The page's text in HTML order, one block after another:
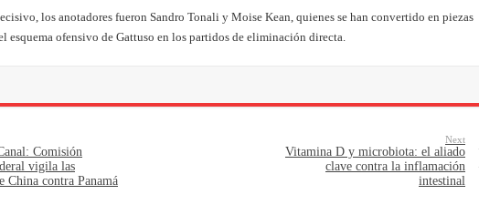
los anotadores fueron Sandro Tonali y Moise Kean, quienes se han convertido en piezas
esquema ofensivo de Gattuso en los partidos de eliminación directa.
Comisión
vigila las
China contra Panamá
Next
Vitamina D y microbiota: el aliado
clave contra la inflamación
intestinal